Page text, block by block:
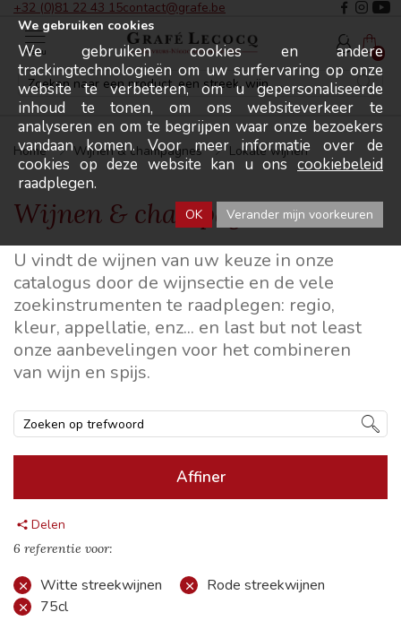
+32 (0)81 22 43 15contact@grafe.be
Menu 0
Home Wijnen & champagnes Lokale wijnen
Wijnen & champagnes
U vindt de wijnen van uw keuze in onze
catalogus door de wijnsectie en de vele
zoekinstrumenten te raadplegen: regio,
kleur, appellatie, enz... en last but not least
onze aanbevelingen voor het combineren
van wijn en spijs.
Affiner
Delen
6 referentie voor:
Witte streekwijnen
Rode streekwijnen
75cl
We gebruiken cookies
We gebruiken cookies en andere
trackingtechnologieën om uw surfervaring op onze
website te verbeteren, om u gepersonaliseerde
inhoud te tonen, om ons websiteverkeer te
analyseren en om te begrijpen waar onze bezoekers
vandaan komen. Voor meer informatie over de
cookies op deze website kan u ons cookiebeleid
raadplegen.
OK Verander mijn voorkeuren